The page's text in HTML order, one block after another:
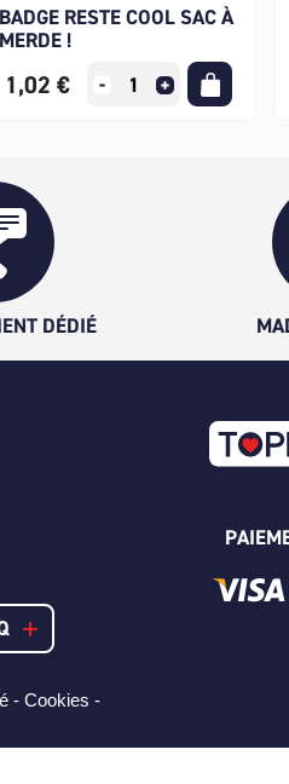
BADGE RESTE COOL SAC À
MERDE !
1,02 €
DÉDIÉ
- Cookies -